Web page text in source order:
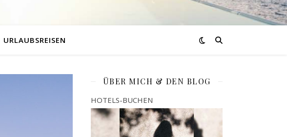
URLAUBSREISEN
ÜBER MICH & DEN BLOG
HOTELS-BUCHEN